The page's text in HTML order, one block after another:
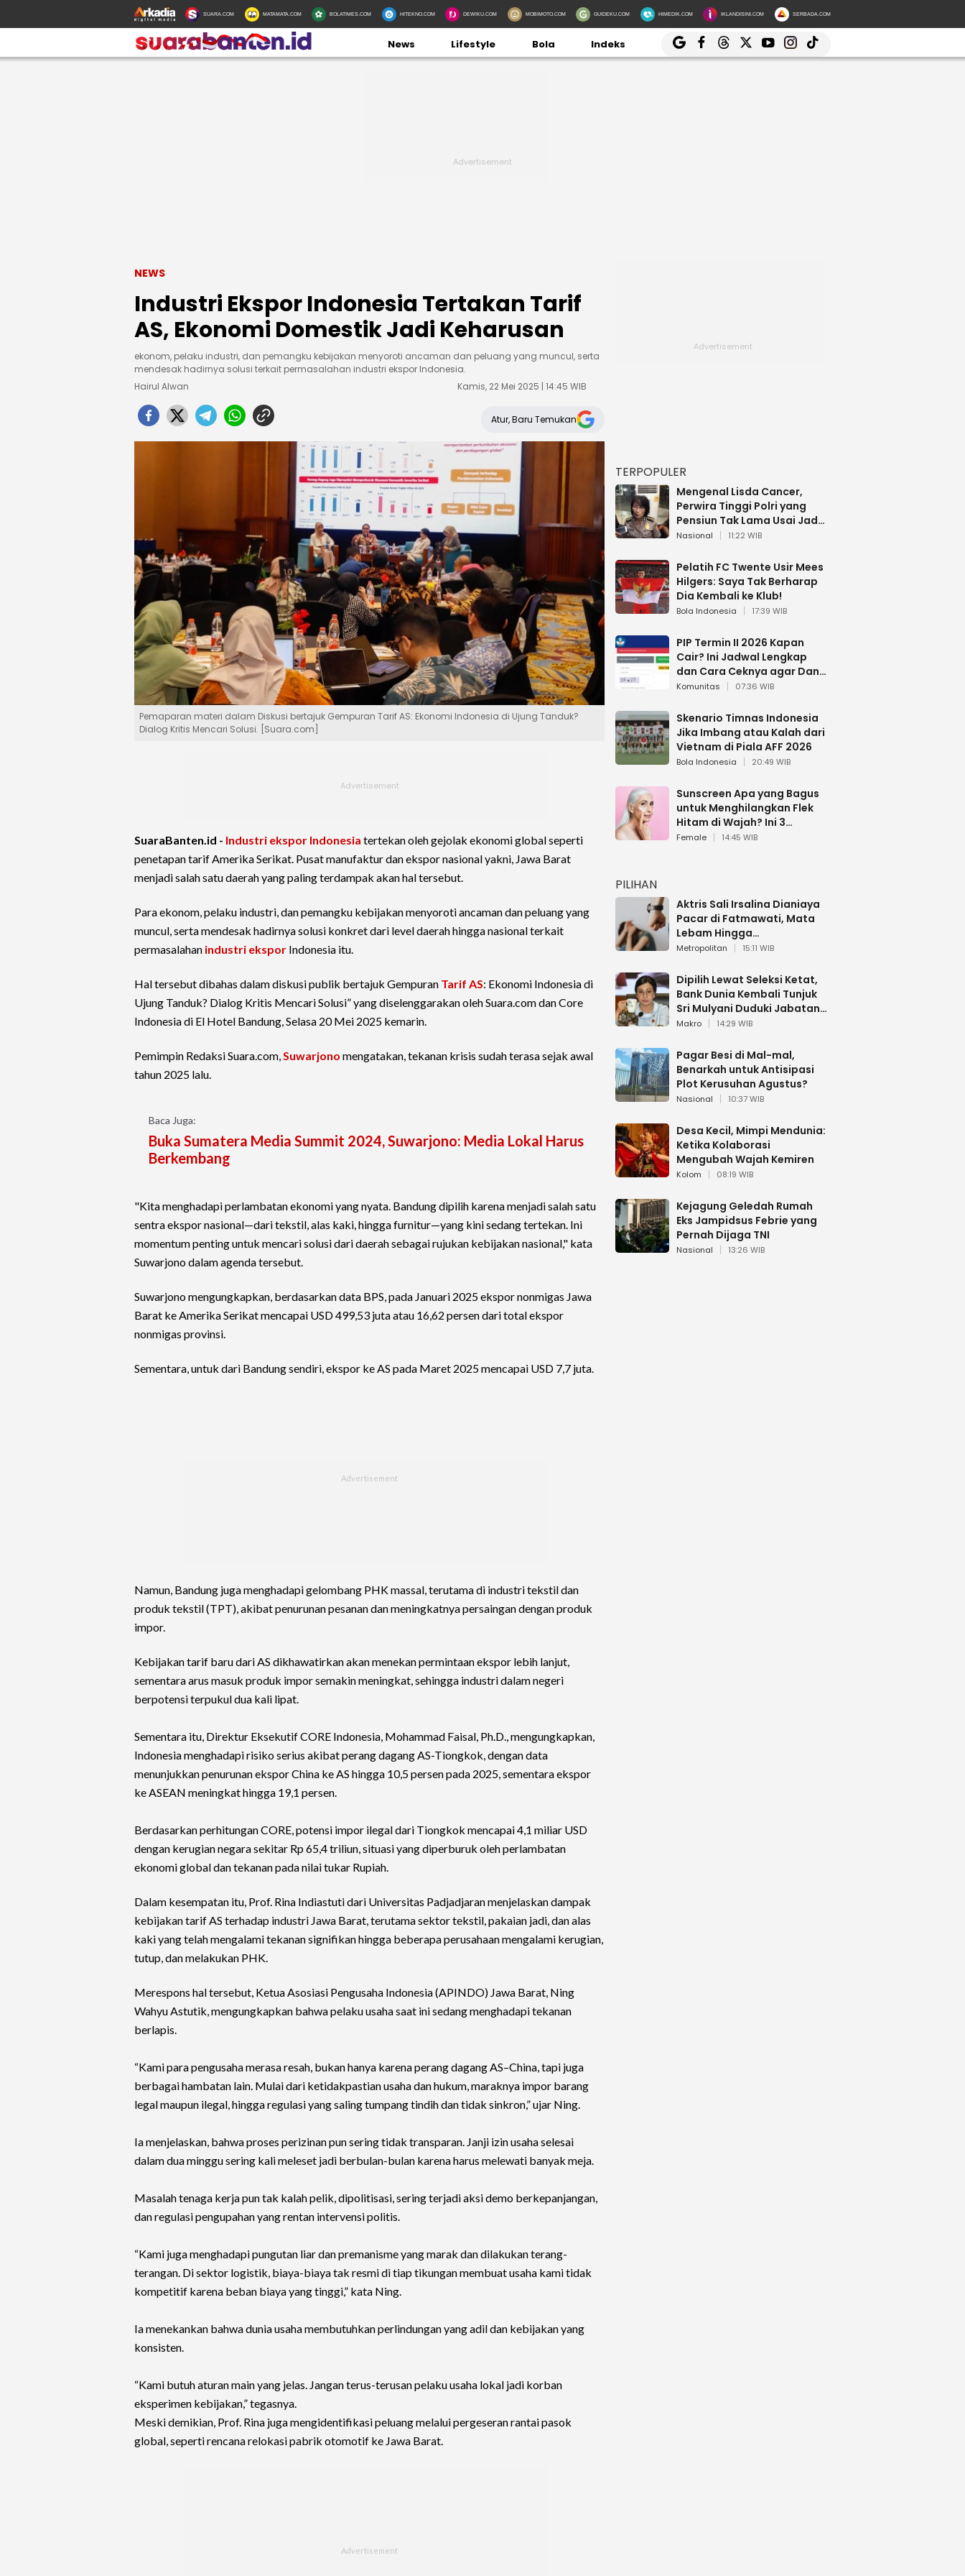
SUARA.COM MATAMATA.COM BOLATIMES.COM HITEKNO.COM DEWIKU.COM MOBIMOTO.COM GUIDEKU.COM HIMEDIK.COM IKLANDISINI.COM SERBADA.COM
News Lifestyle Bola Indeks
NEWS
Industri Ekspor Indonesia Tertakan Tarif
AS, Ekonomi Domestik Jadi Keharusan
ekonom, pelaku industri, dan pemangku kebijakan menyoroti ancaman dan peluang yang muncul, serta
mendesak hadirnya solusi terkait permasalahan industri ekspor Indonesia.
Hairul Alwan
Kamis, 22 Mei 2025 | 14:45 WIB
Atur, Baru Temukan
Pemaparan materi dalam Diskusi bertajuk Gempuran Tarif AS: Ekonomi Indonesia di Ujung Tanduk?
Dialog Kritis Mencari Solusi. [Suara.com]
SuaraBanten.id - Industri ekspor Indonesia tertekan oleh gejolak ekonomi global seperti
penetapan tarif Amerika Serikat. Pusat manufaktur dan ekspor nasional yakni, Jawa Barat
menjadi salah satu daerah yang paling terdampak akan hal tersebut.
Para ekonom, pelaku industri, dan pemangku kebijakan menyoroti ancaman dan peluang yang
muncul, serta mendesak hadirnya solusi konkret dari level daerah hingga nasional terkait
permasalahan industri ekspor Indonesia itu.
Hal tersebut dibahas dalam diskusi publik bertajuk Gempuran Tarif AS: Ekonomi Indonesia di
Ujung Tanduk? Dialog Kritis Mencari Solusi” yang diselenggarakan oleh Suara.com dan Core
Indonesia di El Hotel Bandung, Selasa 20 Mei 2025 kemarin.
Pemimpin Redaksi Suara.com,Suwarjono mengatakan, tekanan krisis sudah terasa sejak awal
tahun 2025 lalu.
Baca Juga:
Buka Sumatera Media Summit 2024, Suwarjono: Media Lokal Harus
Berkembang
"Kita menghadapi perlambatan ekonomi yang nyata. Bandung dipilih karena menjadi salah satu
sentra ekspor nasional—dari tekstil, alas kaki, hingga furnitur—yang kini sedang tertekan. Ini
momentum penting untuk mencari solusi dari daerah sebagai rujukan kebijakan nasional," kata
Suwarjono dalam agenda tersebut.
Suwarjono mengungkapkan, berdasarkan data BPS, pada Januari 2025 ekspor nonmigas Jawa
Barat ke Amerika Serikat mencapai USD 499,53 juta atau 16,62 persen dari total ekspor
nonmigas provinsi.
Sementara, untuk dari Bandung sendiri, ekspor ke AS pada Maret 2025 mencapai USD 7,7 juta.
Namun, Bandung juga menghadapi gelombang PHK massal, terutama di industri tekstil dan
produk tekstil (TPT), akibat penurunan pesanan dan meningkatnya persaingan dengan produk
impor.
Kebijakan tarif baru dari AS dikhawatirkan akan menekan permintaan ekspor lebih lanjut,
sementara arus masuk produk impor semakin meningkat, sehingga industri dalam negeri
berpotensi terpukul dua kali lipat.
Sementara itu, Direktur Eksekutif CORE Indonesia, Mohammad Faisal, Ph.D., mengungkapkan,
Indonesia menghadapi risiko serius akibat perang dagang AS-Tiongkok, dengan data
menunjukkan penurunan ekspor China ke AS hingga 10,5 persen pada 2025, sementara ekspor
ke ASEAN meningkat hingga 19,1 persen.
Berdasarkan perhitungan CORE, potensi impor ilegal dari Tiongkok mencapai 4,1 miliar USD
dengan kerugian negara sekitar Rp 65,4 triliun, situasi yang diperburuk oleh perlambatan
ekonomi global dan tekanan pada nilai tukar Rupiah.
Dalam kesempatan itu, Prof. Rina Indiastuti dari Universitas Padjadjaran menjelaskan dampak
kebijakan tarif AS terhadap industri Jawa Barat, terutama sektor tekstil, pakaian jadi, dan alas
kaki yang telah mengalami tekanan signifikan hingga beberapa perusahaan mengalami kerugian,
tutup, dan melakukan PHK.
Merespons hal tersebut, Ketua Asosiasi Pengusaha Indonesia (APINDO) Jawa Barat, Ning
Wahyu Astutik, mengungkapkan bahwa pelaku usaha saat ini sedang menghadapi tekanan
berlapis.
“Kami para pengusaha merasa resah, bukan hanya karena perang dagang AS–China, tapi juga
berbagai hambatan lain. Mulai dari ketidakpastian usaha dan hukum, maraknya impor barang
legal maupun ilegal, hingga regulasi yang saling tumpang tindih dan tidak sinkron,” ujar Ning.
Ia menjelaskan, bahwa proses perizinan pun sering tidak transparan. Janji izin usaha selesai
dalam dua minggu sering kali meleset jadi berbulan-bulan karena harus melewati banyak meja.
Masalah tenaga kerja pun tak kalah pelik, dipolitisasi, sering terjadi aksi demo berkepanjangan,
dan regulasi pengupahan yang rentan intervensi politis.
“Kami juga menghadapi pungutan liar dan premanisme yang marak dan dilakukan terang-
terangan. Di sektor logistik, biaya-biaya tak resmi di tiap tikungan membuat usaha kami tidak
kompetitif karena beban biaya yang tinggi,” kata Ning.
Ia menekankan bahwa dunia usaha membutuhkan perlindungan yang adil dan kebijakan yang
konsisten.
“Kami butuh aturan main yang jelas. Jangan terus-terusan pelaku usaha lokal jadi korban
eksperimen kebijakan,” tegasnya.
Meski demikian, Prof. Rina juga mengidentifikasi peluang melalui pergeseran rantai pasok
global, seperti rencana relokasi pabrik otomotif ke Jawa Barat.
TERPOPULER
Mengenal Lisda Cancer,
Perwira Tinggi Polri yang
Pensiun Tak Lama Usai Jadi
Brigjen
Nasional 11:22 WIB
Pelatih FC Twente Usir Mees
Hilgers: Saya Tak Berharap
Dia Kembali ke Klub!
Bola Indonesia 17:39 WIB
PIP Termin II 2026 Kapan
Cair? Ini Jadwal Lengkap
dan Cara Ceknya agar Dana
Tidak Hangus!
Komunitas 07:36 WIB
Skenario Timnas Indonesia
Jika Imbang atau Kalah dari
Vietnam di Piala AFF 2026
Bola Indonesia 20:49 WIB
Sunscreen Apa yang Bagus
untuk Menghilangkan Flek
Hitam di Wajah? Ini 3
Rekomendasi sesuai Review
Female 14:45 WIB
PILIHAN
Aktris Sali Irsalina Dianiaya
Pacar di Fatmawati, Mata
Lebam Hingga
Diselamatkan Polantas
Metropolitan 15:11 WIB
Dipilih Lewat Seleksi Ketat,
Bank Dunia Kembali Tunjuk
Sri Mulyani Duduki Jabatan
Strategis
Makro 14:29 WIB
Pagar Besi di Mal-mal,
Benarkah untuk Antisipasi
Plot Kerusuhan Agustus?
Nasional 10:37 WIB
Desa Kecil, Mimpi Mendunia:
Ketika Kolaborasi
Mengubah Wajah Kemiren
Kolom 08:19 WIB
Kejagung Geledah Rumah
Eks Jampidsus Febrie yang
Pernah Dijaga TNI
Nasional 13:26 WIB